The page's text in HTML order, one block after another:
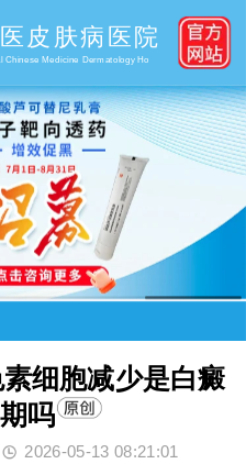
皮肤病医院
Chinese Medicine Dermatology Ho
细胞减少是白癜
吗
2026-05-13 08:21:01